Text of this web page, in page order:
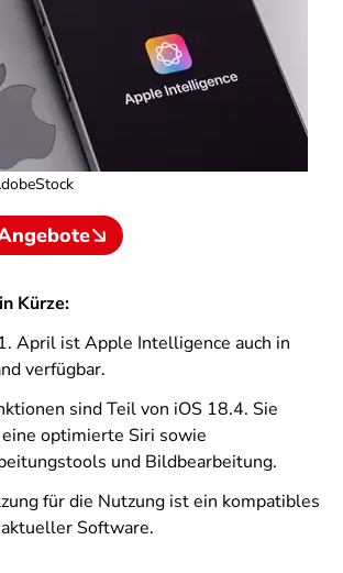
Kürze:
April ist Apple Intelligence auch in
verfügbar.
sind Teil von iOS 18.4. Sie
optimierte Siri sowie
und Bildbearbeitung.
für die Nutzung ist ein kompatibles
Software.